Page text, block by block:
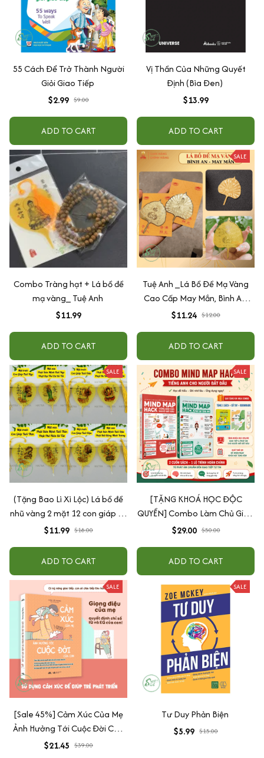
55 Cách Để Trở Thành Người
Giỏi Giao Tiếp
$2.99 $9.00
ADD TO CART
Vị Thần Của Những Quyết
Định (Bìa Đen)
$13.99
ADD TO CART
Combo Tràng hạt + Lá bồ đề
mạ vàng_ Tuệ Anh
$11.99
ADD TO CART
SALE
Tuệ Anh _Lá Bồ Đề Mạ Vàng
Cao Cấp May Mắn, Bình An,
Chiêu Tài Lộc
$11.24 $12.00
ADD TO CART
SALE
(Tặng Bao Lì Xì Lộc) Lá bồ đề
nhũ vàng 2 mặt 12 con giáp và
phật bản mệnh, để ốp lưng
quang
$11.99 $18.00
ADD TO CART
SALE
[TẶNG KHOÁ HỌC ĐỘC
QUYỀN] Combo Làm Chủ Giao
Tiếp: Sách Mindmap Giao Tiếp
Cho Người Mới Bắt Đầu
$29.00 $50.00
ADD TO CART
SALE
[Sale 45%] Cảm Xúc Của Mẹ
Ảnh Hưởng Tới Cuộc Đời Của
Con
$21.45 $39.00
SALE
Tư Duy Phản Biện
$5.99 $15.00